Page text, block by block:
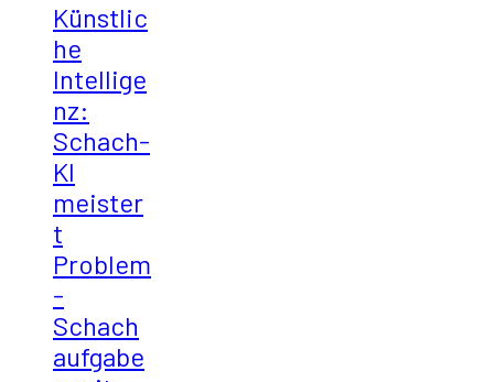
Künstlic
he
Intellige
nz:
Schach-
KI
meister
t
Problem
-
Schach
aufgabe